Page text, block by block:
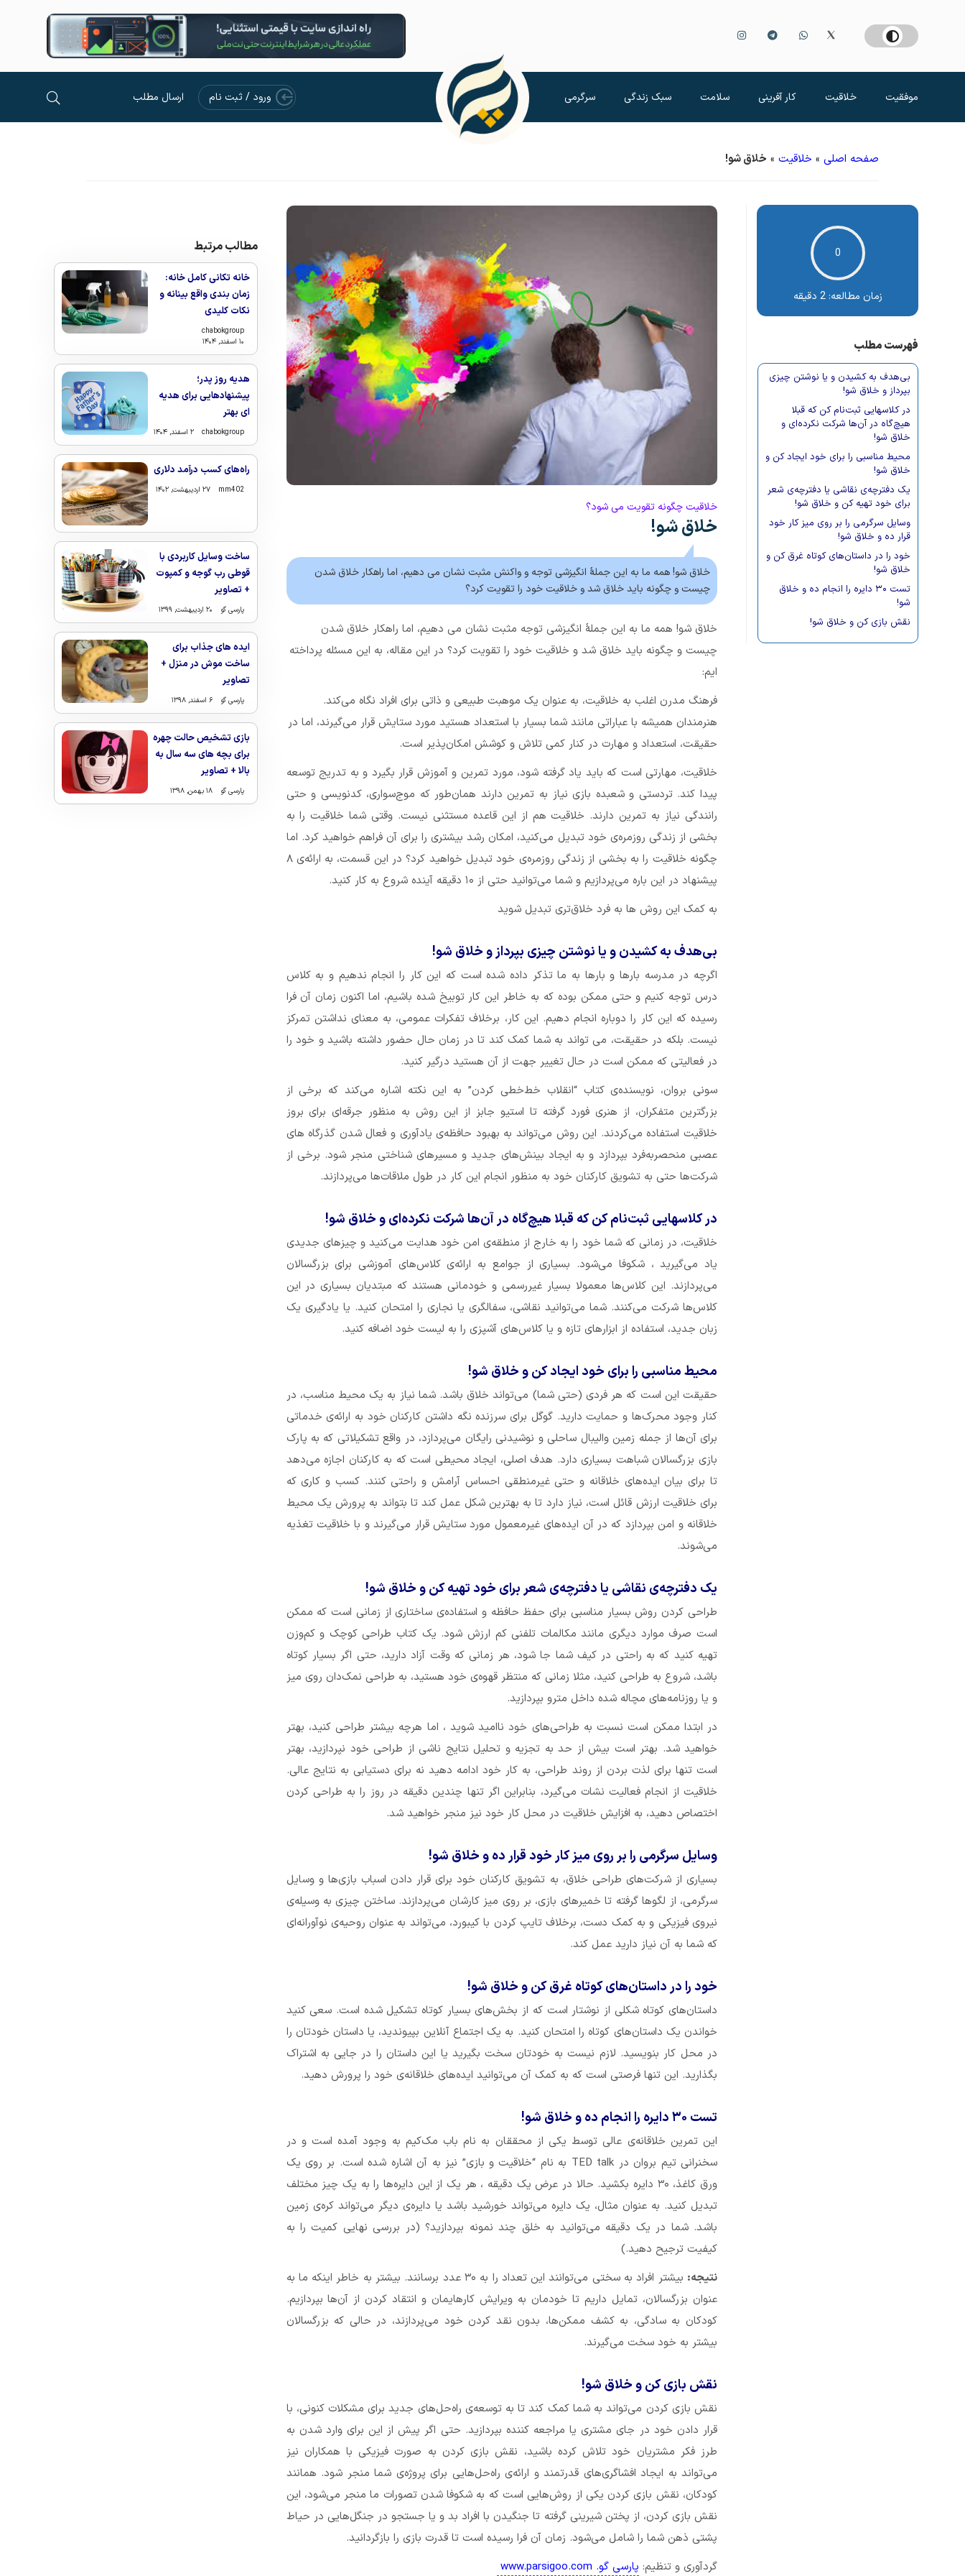
موفقیت خلاقیت کار آفرینی سلامت سبک زندگی سرگرمی ورود / ثبت نام ارسال مطلب
صفحه اصلی » خلاقیت » خلاق شو!
خلاقیت چگونه تقویت می شود؟
خلاق شو!
خلاق شو! همه ما به این جملۀ انگیزشی توجه و واکنش مثبت نشان می دهیم، اما راهکار خلاق شدن
چیست و چگونه باید خلاق شد و خلاقیت خود را تقویت کرد؟
خلاق شو! همه ما به این جملۀ انگیزشی توجه مثبت نشان می دهیم، اما راهکار خلاق شدن
چیست و چگونه باید خلاق شد و خلاقیت خود را تقویت کرد؟ در این مقاله، به این مسئله پرداخته
ایم:
فرهنگ مدرن اغلب به خلاقیت، به عنوان یک موهبت طبیعی و ذاتی برای افراد نگاه می‌کند.
هنرمندان همیشه با عباراتی مانند شما بسیار با استعداد هستید مورد ستایش قرار می‌گیرند، اما در
حقیقت، استعداد و مهارت در کنار کمی تلاش و کوشش امکان‌پذیر است.
خلاقیت، مهارتی است که باید یاد گرفته شود، مورد تمرین و آموزش قرار بگیرد و به تدریج توسعه
پیدا کند. تردستی و شعبده بازی نیاز به تمرین دارند همان‌طور که موج‌سواری، کدنویسی و حتی
رانندگی نیاز به تمرین دارند. خلاقیت هم از این قاعده مستثنی نیست. وقتی شما خلاقیت را به
بخشی از زندگی روزمره‌ی خود تبدیل می‌کنید، امکان رشد بیشتری را برای آن فراهم خواهید کرد. اما
چگونه خلاقیت را به بخشی از زندگی روزمره‌ی خود تبدیل خواهید کرد؟ در این قسمت، به ارائه‌ی ۸
پیشنهاد در این باره می‌پردازیم و شما می‌توانید حتی از ۱۰ دقیقه آینده شروع به کار کنید.
به کمک این روش ها به فرد خلاق‌تری تبدیل شوید
بی‌هدف به کشیدن و یا نوشتن چیزی بپرداز و خلاق شو!
اگرچه در مدرسه بارها و بارها به ما تذکر داده شده است که این کار را انجام ندهیم و به کلاس
درس توجه کنیم و حتی ممکن بوده که به خاطر این کار توبیخ شده باشیم، اما اکنون زمان آن فرا
رسیده که این کار را دوباره انجام دهیم. این کار، برخلاف تفکرات عمومی، به معنای نداشتن تمرکز
نیست. بلکه در حقیقت، می تواند به شما کمک کند تا در زمان حال حضور داشته باشید و خود را
در فعالیتی که ممکن است در حال تغییر جهت از آن هستید درگیر کنید.
سونی بروان، نویسنده‌ی کتاب “انقلاب خط‌خطی کردن” به این نکته اشاره می‌کند که برخی از
بزرگترین متفکران، از هنری فورد گرفته تا استیو جابز از این روش به منظور جرقه‌ای برای بروز
خلاقیت استفاده می‌کردند. این روش می‌تواند به بهبود حافظه‌ی یادآوری و فعال شدن گذرگاه های
عصبی منحصربه‌فرد بپردازد و به ایجاد بینش‌های جدید و مسیرهای شناختی منجر شود. برخی از
شرکت‌ها حتی به تشویق کارکنان خود به منظور انجام این کار در طول ملاقات‌ها می‌پردازند.
در کلاسهایی ثبت‌نام کن که قبلا هیچ‌گاه در آن‌ها شرکت نکرده‌ای و خلاق شو!
خلاقیت، در زمانی که شما خود را به خارج از منطقه‌ی امن خود هدایت می‌کنید و چیزهای جدیدی
یاد می‌گیرید ، شکوفا می‌شود. بسیاری از جوامع به ارائه‌ی کلاس‌های آموزشی برای بزرگسالان
می‌پردازند. این کلاس‌ها معمولا بسیار غیررسمی و خودمانی هستند که مبتدیان بسیاری در این
کلاس‌ها شرکت می‌کنند. شما می‌توانید نقاشی، سفالگری یا نجاری را امتحان کنید. یا یادگیری یک
زبان جدید، استفاده از ابزارهای تازه و یا کلاس‌های آشپزی را به لیست خود اضافه کنید.
محیط مناسبی را برای خود ایجاد کن و خلاق شو!
حقیقت این است که هر فردی (حتی شما) می‌تواند خلاق باشد. شما نیاز به یک محیط مناسب، در
کنار وجود محرک‌ها و حمایت دارید. گوگل برای سرزنده نگه داشتن کارکنان خود به ارائه‌ی خدماتی
برای آن‌ها از جمله زمین والیبال ساحلی و نوشیدنی رایگان می‌پردازد، در واقع تشکیلاتی که به پارک
بازی بزرگسالان شباهت بسیاری دارد. هدف اصلی، ایجاد محیطی است که به کارکنان اجازه می‌دهد
تا برای بیان ایده‌های خلاقانه و حتی غیرمنطقی احساس آرامش و راحتی کنند. کسب و کاری که
برای خلاقیت ارزش قائل است، نیاز دارد تا به بهترین شکل عمل کند تا بتواند به پرورش یک محیط
خلاقانه و امن بپردازد که در آن ایده‌های غیرمعمول مورد ستایش قرار می‌گیرند و با خلاقیت تغذیه
می‌شوند.
یک دفترچه‌ی نقاشی یا دفترچه‌ی شعر برای خود تهیه کن و خلاق شو!
طراحی کردن روش بسیار مناسبی برای حفظ حافظه و استفاده‌ی ساختاری از زمانی است که ممکن
است صرف موارد دیگری مانند مکالمات تلفنی کم ارزش شود. یک کتاب طراحی کوچک و کم‌وزن
تهیه کنید که به راحتی در کیف شما جا شود، هر زمانی که وقت آزاد دارید، حتی اگر بسیار کوتاه
باشد، شروع به طراحی کنید، مثلا زمانی که منتظر قهوه‌ی خود هستید، به طراحی نمک‌دان روی میز
و یا روزنامه‌های مچاله شده داخل مترو بپردازید.
در ابتدا ممکن است نسبت به طراحی‌های خود ناامید شوید ، اما هرچه بیشتر طراحی کنید، بهتر
خواهید شد. بهتر است بیش از حد به تجزیه و تحلیل نتایج ناشی از طراحی خود نپردازید، بهتر
است تنها برای لذت بردن از روند طراحی، به کار خود ادامه دهید نه برای دستیابی به نتایج عالی.
خلاقیت از انجام فعالیت نشات می‌گیرد، بنابراین اگر تنها چندین دقیقه در روز را به طراحی کردن
اختصاص دهید، به افزایش خلاقیت در محل کار خود نیز منجر خواهید شد.
وسایل سرگرمی را بر روی میز کار خود قرار ده و خلاق شو!
بسیاری از شرکت‌های طراحی خلاق، به تشویق کارکنان خود برای قرار دادن اسباب بازی‌ها و وسایل
سرگرمی، از لگوها گرفته تا خمیرهای بازی، بر روی میز کارشان می‌پردازند. ساختن چیزی به وسیله‌ی
نیروی فیزیکی و به کمک دست‌، برخلاف تایپ کردن با کیبورد، می‌تواند به عنوان روحیه‌ی نوآورانه‌ای
که شما به آن نیاز دارید عمل کند.
خود را در داستان‌های کوتاه غرق کن و خلاق شو!
داستان‌های کوتاه شکلی از نوشتار است که از بخش‌های بسیار کوتاه تشکیل شده است. سعی کنید
خواندن یک داستان‌های کوتاه را امتحان کنید. به یک اجتماع آنلاین بپیوندید، یا داستان خودتان را
در محل کار بنویسید. لازم نیست به خودتان سخت بگیرید یا این داستان را در جایی به اشتراک
بگذارید. این تنها فرصتی است که به کمک آن می‌توانید ایده‌های خلاقانه‌ی خود را پرورش دهید.
تست ۳۰ دایره را انجام ده و خلاق شو!
این تمرین خلاقانه‌ی عالی توسط یکی از محققان به نام باب مک‌کیم به وجود آمده است و در
سخنرانی تیم بروان در TED talk به نام “خلاقیت و بازی” نیز به آن اشاره شده است. بر روی یک
ورق کاغذ، ۳۰ دایره بکشید. حالا در عرض یک دقیقه ، هر یک از این دایره‌ها را به یک چیز مختلف
تبدیل کنید. به عنوان مثال، یک دایره می‌تواند خورشید باشد یا دایره‌ی دیگر می‌تواند کره‌ی زمین
باشد. شما در یک دقیقه می‌توانید به خلق چند نمونه بپردازید؟ (در بررسی نهایی کمیت را به
کیفیت ترجیح دهید.)
نتیجه:
بیشتر افراد به سختی می‌توانند این تعداد را به ۳۰ عدد برسانند. بیشتر به خاطر اینکه ما به
عنوان بزرگسالان، تمایل داریم تا خودمان به ویرایش کارهایمان و انتقاد کردن از آن‌ها بپردازیم.
کودکان به سادگی، به کشف ممکن‌ها، بدون نقد کردن خود می‌پردازند، در حالی که بزرگسالان
بیشتر به خود سخت می‌گیرند.
نقش بازی کن و خلاق شو!
نقش بازی کردن می‌تواند به شما کمک کند تا به توسعه‌ی راه‌حل‌های جدید برای مشکلات کنونی، با
قرار دادن خود در جای مشتری یا مراجعه کننده بپردازید. حتی اگر پیش از این برای وارد شدن به
طرز فکر مشتریان خود تلاش کرده باشید، نقش بازی کردن به صورت فیزیکی با همکاران نیز
می‌تواند به ایجاد افشاگری‌های قدرتمند و ارائه‌ی راه‌حل‌هایی برای پروژه‌ی شما منجر شود. همانند
کودکان، نقش بازی کردن یکی از روش‌هایی است که به شکوفا شدن تصورات ما منجر می‌شود، این
نقش بازی کردن، از پختن شیرینی گرفته تا جنگیدن با افراد بد و یا جستجو در جنگل‌هایی در حیاط
پشتی ذهن شما را شامل می‌شود. زمان آن فرا رسیده است تا قدرت بازی را بازگردانید.
گردآوری و تنظیم: پارسی گو. www.parsigoo.com
0
زمان مطالعه:2 دقیقه
فهرست مطلب
بی‌هدف به کشیدن و یا نوشتن چیزی
بپرداز و خلاق شو!
در کلاسهایی ثبت‌نام کن که قبلا
هیچ‌گاه در آن‌ها شرکت نکرده‌ای و
خلاق شو!
محیط مناسبی را برای خود ایجاد کن و
خلاق شو!
یک دفترچه‌ی نقاشی یا دفترچه‌ی شعر
برای خود تهیه کن و خلاق شو!
وسایل سرگرمی را بر روی میز کار خود
قرار ده و خلاق شو!
خود را در داستان‌های کوتاه غرق کن و
خلاق شو!
تست ۳۰ دایره را انجام ده و خلاق
شو!
نقش بازی کن و خلاق شو!
مطالب مرتبط
خانه تکانی کامل خانه:
زمان‌ بندی واقع‌ بینانه و
نکات کلیدی
chabokgroup
۱۰ اسفند, ۱۴۰۴
هدیه روز پدر؛
پیشنهادهایی برای هدیه
ای بهتر
chabokgroup ۲ اسفند, ۱۴۰۴
راه‌های کسب درآمد دلاری
mm402 ۲۷ اردیبهشت, ۱۴۰۲
ساخت وسایل کاربردی با
قوطی رب گوجه و کمپوت
+ تصاویر
پارسی گو ۲۰ اردیبهشت, ۱۳۹۹
ایده های جذاب برای
ساخت موش در منزل +
تصاویر
پارسی گو ۶ اسفند, ۱۳۹۸
بازی تشخیص حالت چهره
برای بچه های سه سال به
بالا + تصاویر
پارسی گو ۱۸ بهمن, ۱۳۹۸